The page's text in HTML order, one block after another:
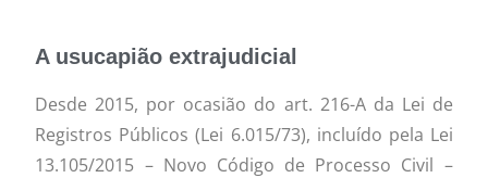
A usucapião extrajudicial
Desde 2015, por ocasião do art. 216-A da Lei de
Registros Públicos (Lei 6.015/73), incluído pela Lei
13.105/2015 – Novo Código de Processo Civil –